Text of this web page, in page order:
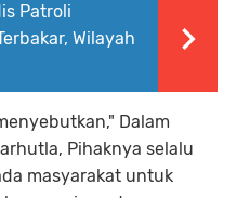
Patroli
Wilayah
Dalam
Pihaknya selalu
masyarakat untuk